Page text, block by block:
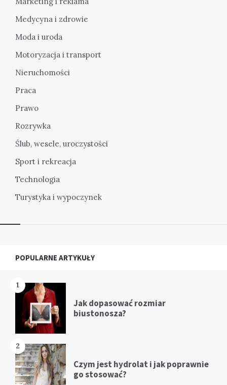
Medycyna i zdrowie
Moda i uroda
Motoryzacja i transport
Nieruchomości
Praca
Prawo
Rozrywka
Ślub, wesele, uroczystości
Sport i rekreacja
Technologia
Turystyka i wypoczynek
Widgets
POPULARNE ARTYKUŁY
1
Jak dopasować rozmiar
biustonosza?
2
Czym jest hydrolat i jak poprawnie
go stosować?